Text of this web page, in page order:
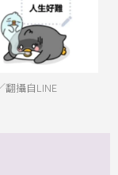
翻攝自LINE